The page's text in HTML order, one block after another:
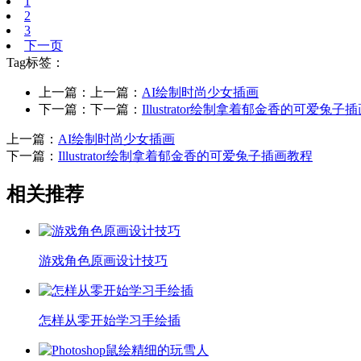
2
3
下一页
Tag标签：
上一篇：上一篇： AI绘制时尚少女插画
下一篇：下一篇： Illustrator绘制拿着郁金香的可爱兔子
上一篇： AI绘制时尚少女插画
下一篇： Illustrator绘制拿着郁金香的可爱兔子插画教程
相关推荐
游戏角色原画设计技巧
怎样从零开始学习手绘插